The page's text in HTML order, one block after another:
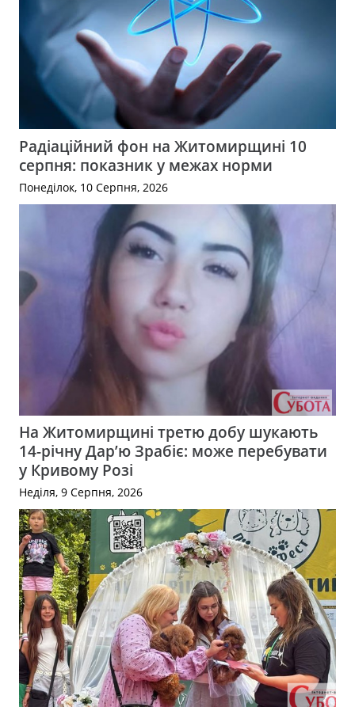
Радіаційний фон на Житомирщині 10
серпня: показник у межах норми
Понеділок, 10 Серпня, 2026
На Житомирщині третю добу шукають
14-річну Дар’ю Зрабіє: може перебувати
у Кривому Розі
Неділя, 9 Серпня, 2026